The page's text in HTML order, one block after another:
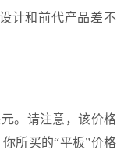
计和前代产品差不
元。请注意，该价格
所买的“平板”价格